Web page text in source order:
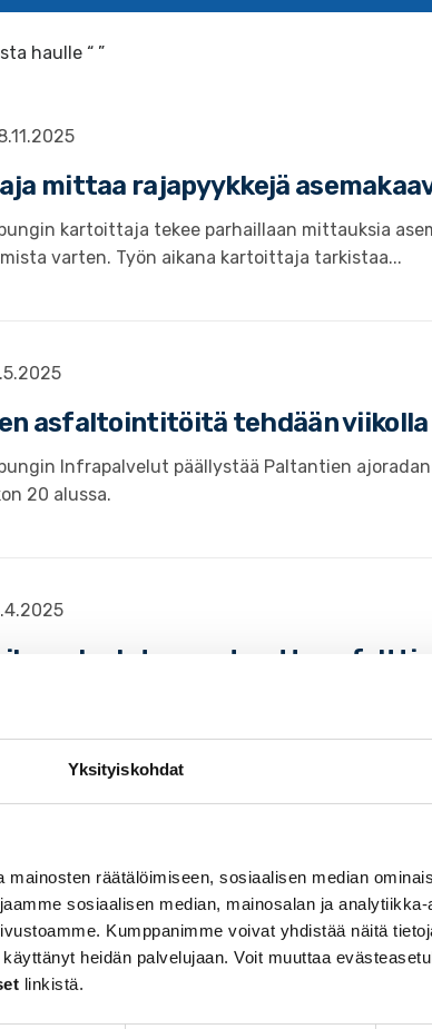
Yksityiskohdat
räätälöimiseen, sosiaalisen median
sosiaalisen median, mainosalan ja analytiikka-
Kumppanimme voivat yhdistää näitä
heidän palvelujaan. Voit muuttaa
linkistä.
haulle “ ”
mittaa rajapyykkejä
kartoittaja tekee parhaillaan mittauksia
varten. Työn aikana kartoittaja tarkistaa...
asfaltointitöitä tehdään viikolla
Infrapalvelut päällystää Paltantien
20 alussa.
kadut saavat uutta asfalttia
ylläpito
ovat sekä kaupungin, ELY-keskuksen